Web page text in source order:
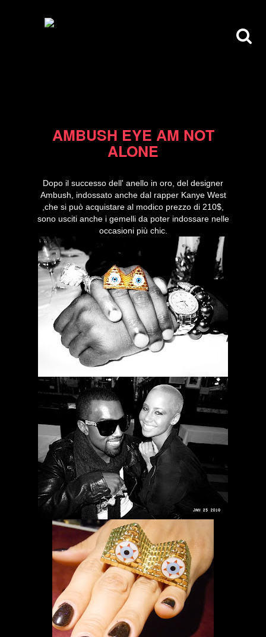
AMBUSH EYE AM NOT
ALONE
Dopo il successo dell' anello in oro, del designer
Ambush, indossato anche dal rapper Kanye West
,che si può acquistare al modico prezzo di 210$,
sono usciti anche i gemelli da poter indossare nelle
occasioni più chic.